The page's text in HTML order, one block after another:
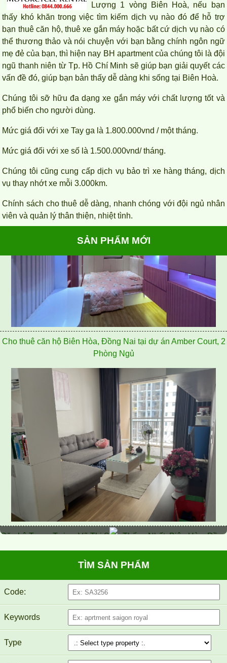
Lượng 1 vòng Biên Hoà, nếu bạn
thấy khó khăn trong việc tìm kiếm dịch vụ nào đó để hỗ trợ
bạn thuê căn hộ, thuê xe gắn máy hoặc bất cứ dịch vụ nào có
thể thương thảo và nói chuyện với bạn bằng chính ngôn ngữ
mẹ đẻ của bạn, thì hiện nay BH apartment của chúng tôi là đội
ngũ thanh niên từ Tp. Hồ Chí Minh sẽ giúp bạn giải quyết các
vấn đề đó, giúp bạn bản thấy dễ dàng khi sống tại Biên Hoà.
Chúng tôi sỡ hữu đa dạng xe gắn máy với chất lượng tốt và
phổ biến cho người dùng.
Mức giá đối với xe Tay ga là 1.800.000vnd / một tháng.
Mức giá đối với xe số là 1.500.000vnd/ tháng.
Chúng tôi cũng cung cấp dịch vụ bảo trì xe hàng tháng, dịch
vụ thay nhớt xe mỗi 3.000km.
Chính sách cho thuê dễ dàng, nhanh chóng với đội ngủ nhân
viên và quản lý thân thiện, nhiệt tình.
SẢN PHẨM MỚI
Cần cho thuê căn hộ cao cấp Topaz Twins
Cho thuê căn hộ Biên Hòa, Đồng Nai tại dự án Amber Court, 2
Phòng Ngủ
Căn hộ Topaz Twins, Võ Thị Sáu, Thống Nhất, Biên Hòa, Đồng
Nai
Cho thuê nhà nguyên căn gần cây xăng 26 Biên Hòa Đồng Nai
TÌM SẢN PHẨM
Code:
Keywords
Type